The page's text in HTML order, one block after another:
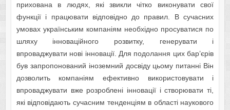
прихована в людях, які звикли чітко виконувати свої
функції і працювати відповідно до правил. В сучасних
умовах українським компаніям необхідно просуватися по
шляху інноваційного розвитку, генерувати і
впроваджувати нові інновації. Для подолання цих бар’єрів
був запропонований іноземний досвіду цьому питанні Він
дозволить компаніям ефективно використовувати і
впроваджувати вже розроблені інновації і створювати ті,
які відповідають сучасним тенденціям в області наукового